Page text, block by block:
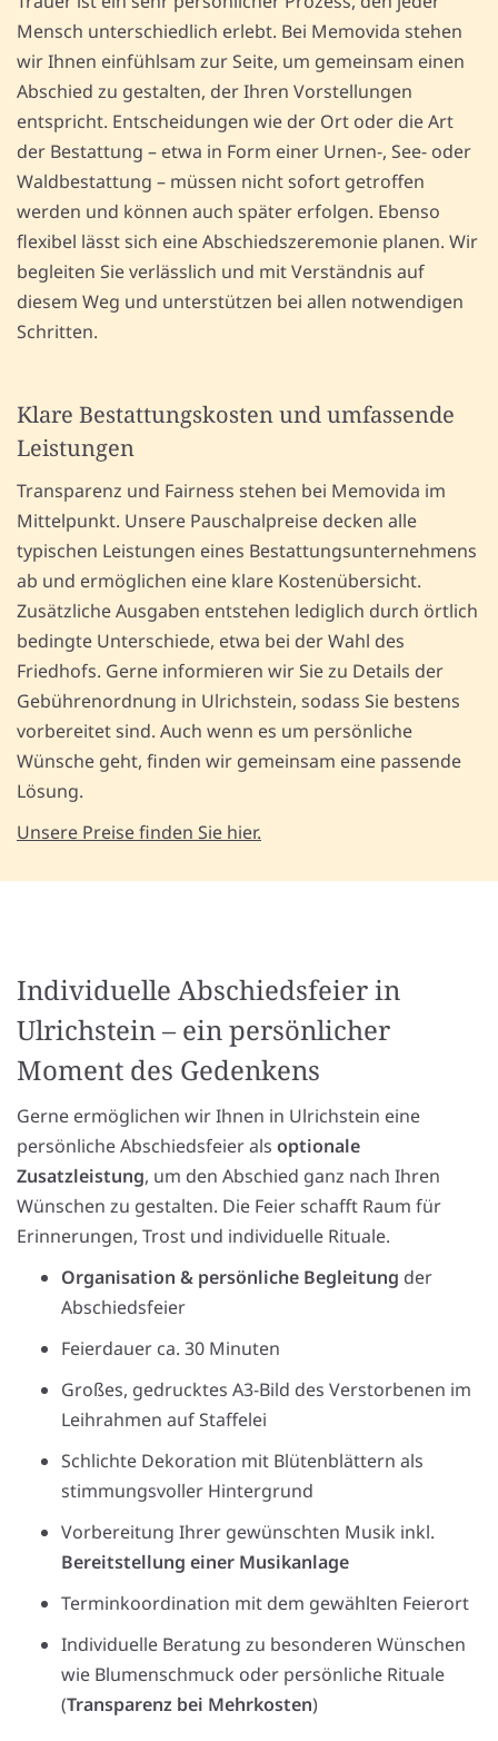
Mensch unterschiedlich erlebt. Bei Memovida stehen
wir Ihnen einfühlsam zur Seite, um gemeinsam einen
Abschied zu gestalten, der Ihren Vorstellungen
entspricht. Entscheidungen wie der Ort oder die Art
der Bestattung – etwa in Form einer Urnen-, See- oder
Waldbestattung – müssen nicht sofort getroffen
werden und können auch später erfolgen. Ebenso
flexibel lässt sich eine Abschiedszeremonie planen. Wir
begleiten Sie verlässlich und mit Verständnis auf
diesem Weg und unterstützen bei allen notwendigen
Schritten.
Klare Bestattungskosten und umfassende
Leistungen
Transparenz und Fairness stehen bei Memovida im
Mittelpunkt. Unsere Pauschalpreise decken alle
typischen Leistungen eines Bestattungsunternehmens
ab und ermöglichen eine klare Kostenübersicht.
Zusätzliche Ausgaben entstehen lediglich durch örtlich
bedingte Unterschiede, etwa bei der Wahl des
Friedhofs. Gerne informieren wir Sie zu Details der
Gebührenordnung in Ulrichstein, sodass Sie bestens
vorbereitet sind. Auch wenn es um persönliche
Wünsche geht, finden wir gemeinsam eine passende
Lösung.
Unsere Preise finden Sie hier.
Individuelle Abschiedsfeier in
Ulrichstein – ein persönlicher
Moment des Gedenkens
Gerne ermöglichen wir Ihnen in Ulrichstein eine
persönliche Abschiedsfeier als optionale
Zusatzleistung, um den Abschied ganz nach Ihren
Wünschen zu gestalten. Die Feier schafft Raum für
Erinnerungen, Trost und individuelle Rituale.
Organisation & persönliche Begleitung der
Abschiedsfeier
Feierdauer ca. 30 Minuten
Großes, gedrucktes A3-Bild des Verstorbenen im
Leihrahmen auf Staffelei
Schlichte Dekoration mit Blütenblättern als
stimmungsvoller Hintergrund
Vorbereitung Ihrer gewünschten Musik inkl.
Bereitstellung einer Musikanlage
Terminkoordination mit dem gewählten Feierort
Individuelle Beratung zu besonderen Wünschen
wie Blumenschmuck oder persönliche Rituale
(Transparenz bei Mehrkosten)